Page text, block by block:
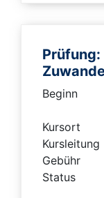
Beginn
Kursort
Kursleitung
Gebühr
Status